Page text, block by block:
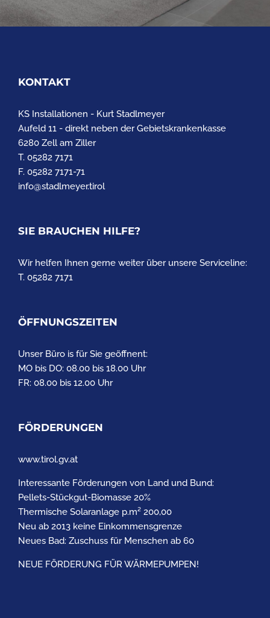
KONTAKT
KS Installationen - Kurt Stadlmeyer
Aufeld 11 - direkt neben der Gebietskrankenkasse
6280 Zell am Ziller
T. 05282 7171
F. 05282 7171-71
info@stadlmeyer.tirol
SIE BRAUCHEN HILFE?
Wir helfen Ihnen gerne weiter über unsere Serviceline:
T. 05282 7171
ÖFFNUNGSZEITEN
Unser Büro is für Sie geöffnent:
MO bis DO: 08.00 bis 18.00 Uhr
FR: 08.00 bis 12.00 Uhr
FÖRDERUNGEN
www.tirol.gv.at
Interessante Förderungen von Land und Bund:
Pellets-Stückgut-Biomasse 20%
Thermische Solaranlage p.m² 200,00
Neu ab 2013 keine Einkommensgrenze
Neues Bad: Zuschuss für Menschen ab 60
NEUE FÖRDERUNG FÜR WÄRMEPUMPEN!